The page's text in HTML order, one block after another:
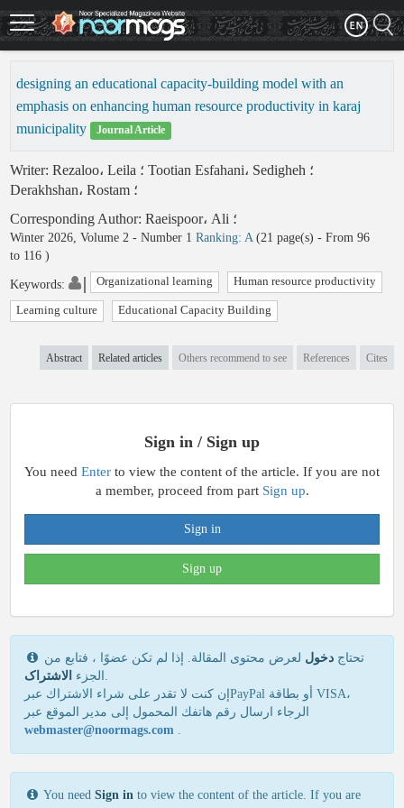
Skip
to
main
designing an educational capacity-building model with an
emphasis on enhancing human resource productivity in karaj
municipality
Journal Article
Writer: Rezaloo، Leila Tootian Esfahani، Sedigheh ؛
Derakhshan، Rostam ؛
Corresponding Author: Raeispoor، Ali ؛
Winter 2026, Volume 2 - Number 1 Ranking: A (‎21 page(s) - From 96
to 116 )
Keywords: Organizational learning Human resource productivity
Learning culture Educational Capacity Building
Abstract Related articles Others recommend to see References Cites
Sign in / Sign up
You need Enter to view the content of the article. If you are not
a member, proceed from part Sign up.
Sign in
Sign up
تحتاج دخول لعرض محتوى المقالة. إذا لم تكن عضوًا ، فتابع من
الجزء الاشتراک
.
إن كنت لا تقدر علی شراء الاشتراك عبرPayPal أو بطاقة VISA،
الرجاء ارسال رقم هاتفك المحمول إلی مدير الموقع عبر
webmaster@noormags.com .
You need Sign in to view the content of the article. If you are